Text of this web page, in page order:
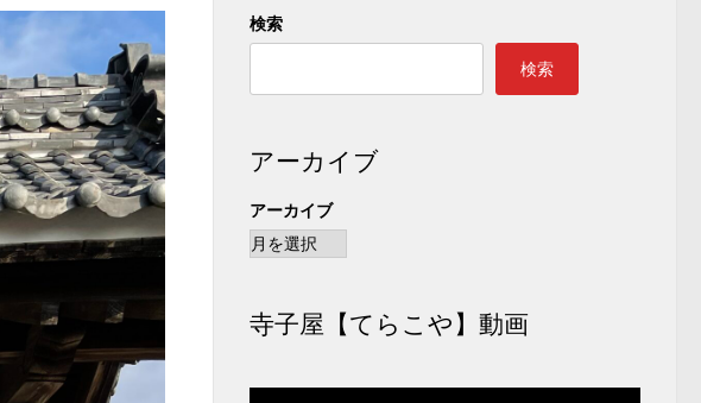
検索
検索
アーカイブ
アーカイブ
寺子屋【てらこや】動画